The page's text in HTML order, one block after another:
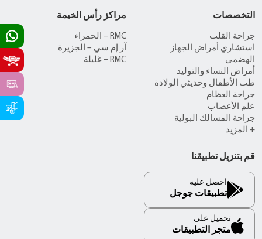
التخصصات
جراحة القلب
استشاري أمراض الجهاز
الهضمي
أمراض النساء والتوليد
طب الأطفال وحديثي الولادة
جراحة العظام
علم الأعصاب
جراحة المسالك البولية
+ المزيد
مراكز رأس الخيمة
RMC – الحمراء
آر إم سي – الجزيرة
RMC – غليلة
قم بتنزيل تطبيقنا
احصل عليه
تطبيقات جوجل
تحميل على
متجر التطبيقات